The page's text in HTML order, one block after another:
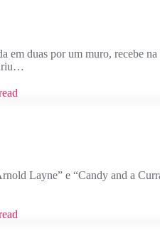
em duas por um muro, recebe
Layne” e “Candy and a